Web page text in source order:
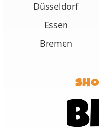
Düsseldorf
Essen
Bremen